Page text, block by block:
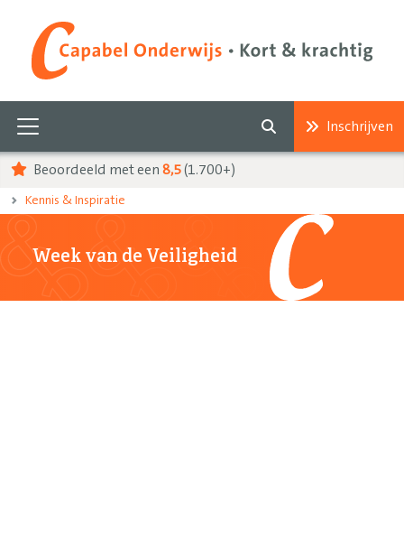
Inschrijven
Beoordeeld met een 8,5(1.700+)
Kennis & Inspiratie
Week van de Veiligheid